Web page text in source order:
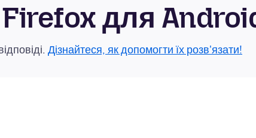
для
Дізнайтеся, як допомогти їх розв'язати!